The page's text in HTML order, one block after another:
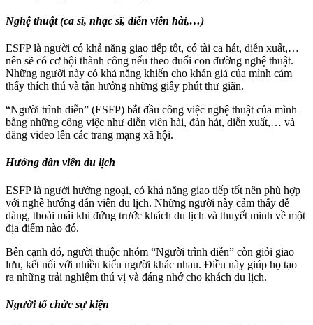
Nghệ thuật (ca sĩ, nhạc sĩ, diễn viên hài,…)
ESFP là người có khả năng giao tiếp tốt, có tài ca hát, diễn xuất,…
nên sẽ có cơ hội thành công nếu theo đuổi con đường nghệ thuật.
Những người này có khả năng khiến cho khán giả của mình cảm
thấy thích thú và tận hưởng những giây phút thư giãn.
“Người trình diễn” (ESFP) bắt đầu công việc nghệ thuật của mình
bằng những công việc như diễn viên hài, đàn hát, diễn xuất,… và
đăng video lên các trang mạng xã hội.
Hướng dẫn viên du lịch
ESFP là người hướng ngoại, có khả năng giao tiếp tốt nên phù hợp
với nghề hướng dẫn viên du lịch. Những người này cảm thấy dễ
dàng, thoải mái khi đứng trước khách du lịch và thuyết minh về một
địa điểm nào đó.
Bên cạnh đó, người thuộc nhóm “Người trình diễn” còn giỏi giao
lưu, kết nối với nhiều kiểu người khác nhau. Điều này giúp họ tạo
ra những trải nghiệm thú vị và đáng nhớ cho khách du lịch.
Người tổ chức sự kiện